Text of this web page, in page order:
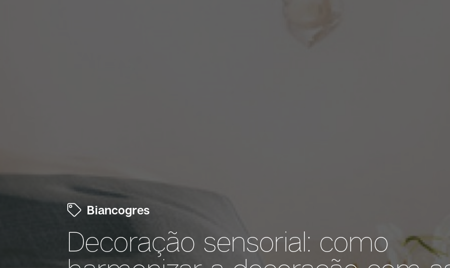
Biancogres
Decoração sensorial: como